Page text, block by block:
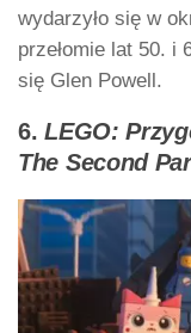
wydarzyło się w
przełomie lat 50. i
się Glen Powell.
6.LEGO:
The Second